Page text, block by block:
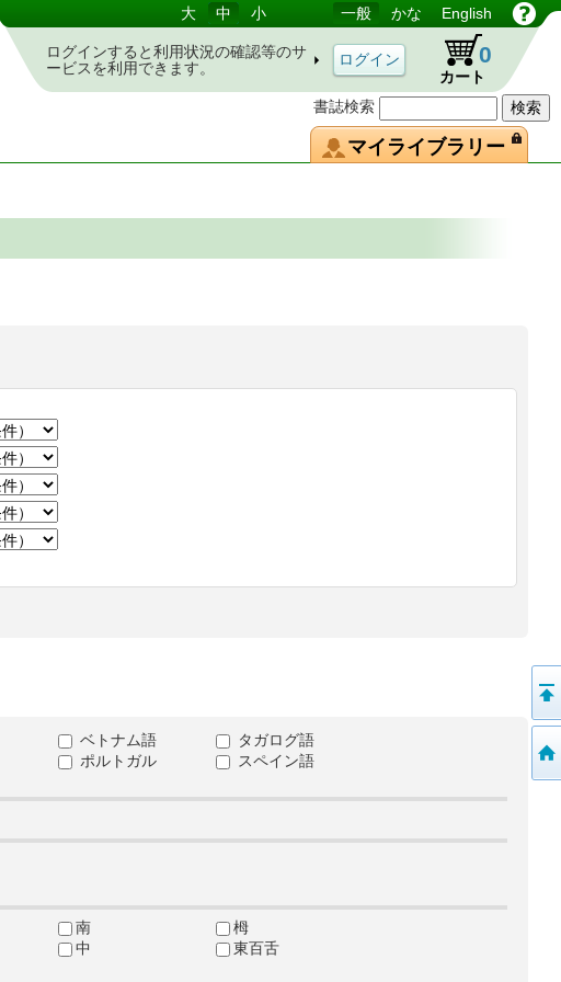
書誌検索
大 中 小 一般 かな English
ログインすると利用状況の確認等のサ
ービスを利用できます。
カート
0
マイライブラリー
ベトナム語
タガログ語
ポルトガル
スペイン語
南
栂
中
東百舌